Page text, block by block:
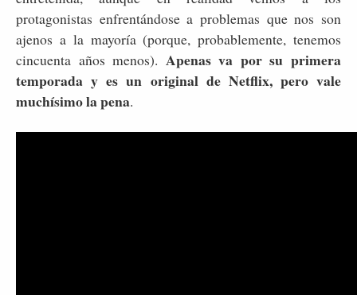
protagonistas enfrentándose a problemas que nos son
ajenos a la mayoría (porque, probablemente, tenemos
cincuenta años menos). Apenas va por su primera
temporada y es un original de Netflix, pero vale
muchísimo la pena.